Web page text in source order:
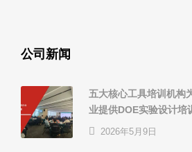
公司新闻
五大核心工具培训机构
业提供DOE实验设计培
2026年5月9日